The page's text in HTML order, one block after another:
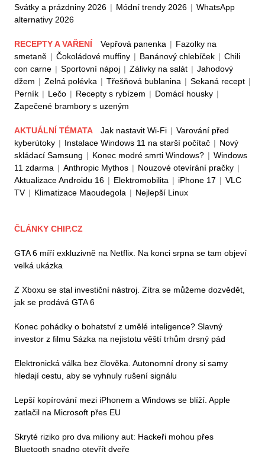
Svátky a prázdniny 2026 | Módní trendy 2026 | WhatsApp
alternativy 2026
RECEPTY A VAŘENÍ Vepřová panenka | Fazolky na
smetaně | Čokoládové muffiny | Banánový chlebíček | Chili
con carne | Sportovní nápoj | Zálivky na salát | Jahodový
džem | Zelná polévka | Třešňová bublanina | Sekaná recept |
Perník | Lečo | Recepty s rybízem | Domácí housky |
Zapečené brambory s uzeným
AKTUÁLNÍ TÉMATA Jak nastavit Wi-Fi | Varování před
kyberútoky | Instalace Windows 11 na starší počítač | Nový
skládací Samsung | Konec modré smrti Windows? | Windows
11 zdarma | Anthropic Mythos | Nouzové otevírání pračky |
Aktualizace Androidu 16 | Elektromobilita | iPhone 17 | VLC
TV | Klimatizace Maoudegola | Nejlepší Linux
ČLÁNKY CHIP.CZ
GTA 6 míří exkluzivně na Netflix. Na konci srpna se tam objeví
velká ukázka
Z Xboxu se stal investiční nástroj. Zítra se můžeme dozvědět,
jak se prodává GTA 6
Konec pohádky o bohatství z umělé inteligence? Slavný
investor z filmu Sázka na nejistotu věští trhům drsný pád
Elektronická válka bez člověka. Autonomní drony si samy
hledají cestu, aby se vyhnuly rušení signálu
Lepší kopírování mezi iPhonem a Windows se blíží. Apple
zatlačil na Microsoft přes EU
Skryté riziko pro dva miliony aut: Hackeři mohou přes
Bluetooth snadno otevřít dveře